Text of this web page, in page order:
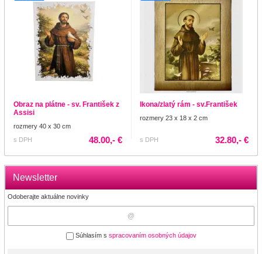
Newsletter
Odoberajte aktuálne novinky
Súhlasím s spracovaním osobných údajov
Obraz na plátne - sv. František z
Assisi
rozmery 40 x 30 cm
s DPH
48.00,- €
Ikona/zlatý rám - sv.František
rozmery 23 x 18 x 2 cm
s DPH 32.80,- €